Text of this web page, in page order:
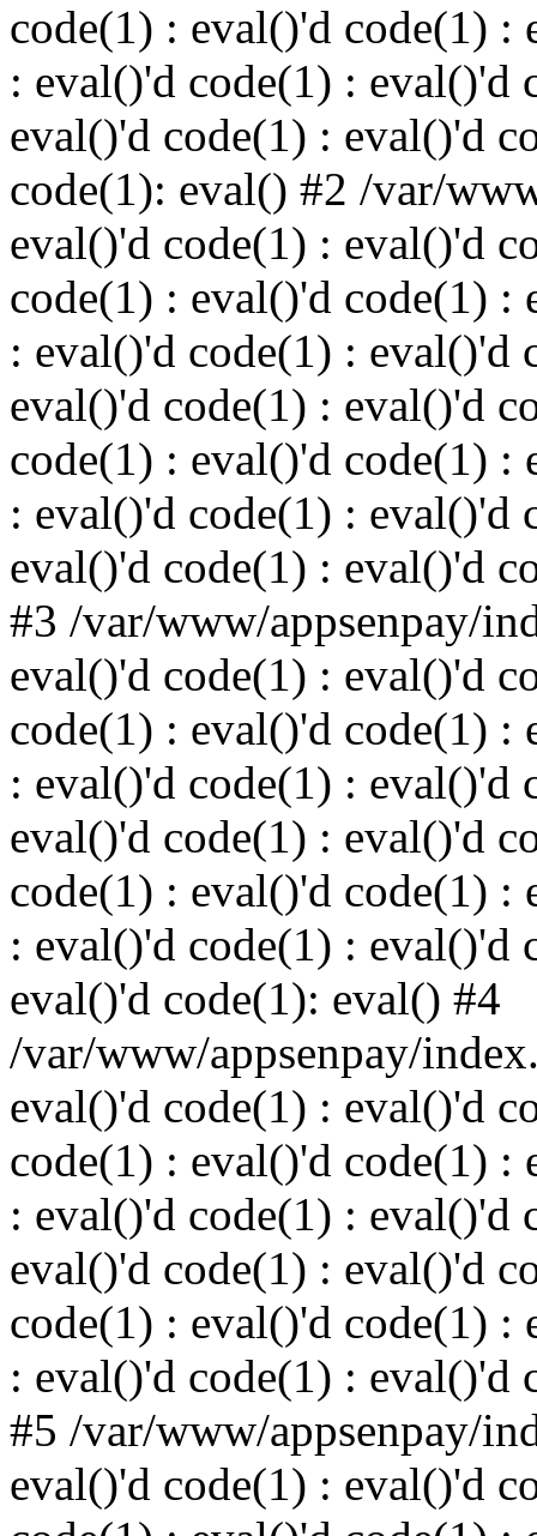
code(1) : eval()'d code(1) :
: eval()'d code(1) : eval()'d
eval()'d code(1) : eval()'d
code(1): eval() #2 /var/
eval()'d code(1) : eval()'d
code(1) : eval()'d code(1) :
: eval()'d code(1) : eval()'d
eval()'d code(1) : eval()'d
code(1) : eval()'d code(1) :
: eval()'d code(1) : eval()'d
eval()'d code(1) : eval()'d
#3 /var/www/appsenpay/
eval()'d code(1) : eval()'d
code(1) : eval()'d code(1) :
: eval()'d code(1) : eval()'d
eval()'d code(1) : eval()'d
code(1) : eval()'d code(1) :
: eval()'d code(1) : eval()'d
eval()'d code(1): eval() #4
/var/www/appsenpay/
eval()'d code(1) : eval()'d
code(1) : eval()'d code(1) :
: eval()'d code(1) : eval()'d
eval()'d code(1) : eval()'d
code(1) : eval()'d code(1) :
: eval()'d code(1) : eval()'d
#5 /var/www/appsenpay/
eval()'d code(1) : eval()'d